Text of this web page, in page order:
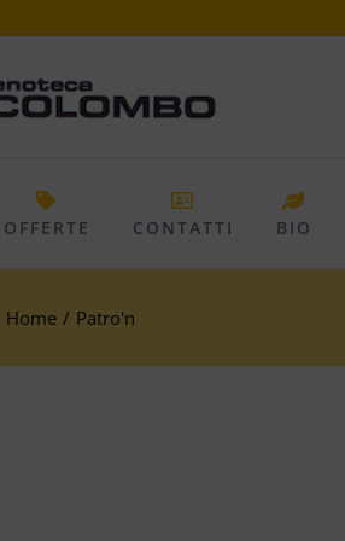
OFFERTE CONTATTI BIO
Home / Patro'n